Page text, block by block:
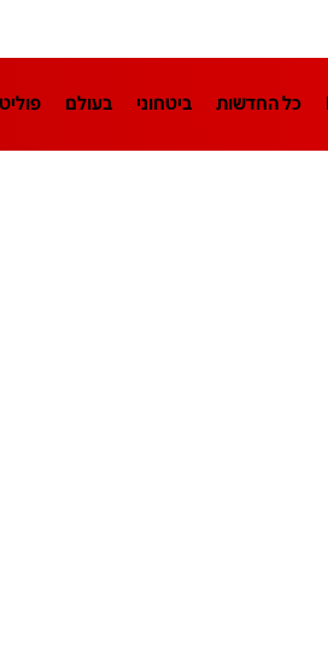
כל החדשות ביטחוני בעולם